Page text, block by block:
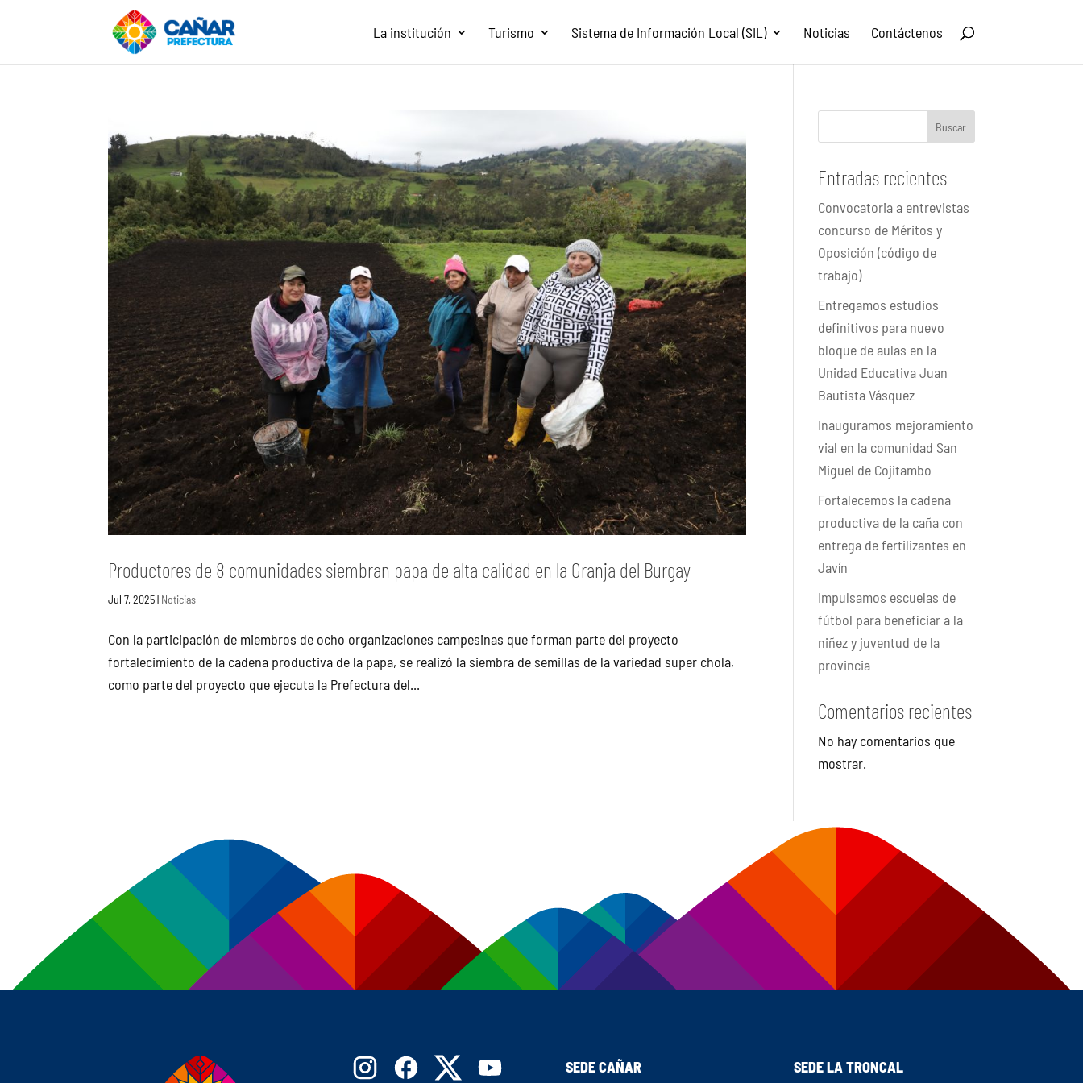
La institución Turismo Sistema de Información Local (SIL) Noticias Contáctenos
Productores de 8 comunidades siembran papa de alta calidad en la Granja del Burgay
Jul 7, 2025| Noticias
Con la participación de miembros de ocho organizaciones campesinas que forman parte del proyecto
fortalecimiento de la cadena productiva de la papa, se realizó la siembra de semillas de la variedad super chola,
como parte del proyecto que ejecuta la Prefectura del...
Buscar
Entradas recientes
Convocatoria a entrevistas
concurso de Méritos y
Oposición (código de
trabajo)
Entregamos estudios
definitivos para nuevo
bloque de aulas en la
Unidad Educativa Juan
Bautista Vásquez
Inauguramos mejoramiento
vial en la comunidad San
Miguel de Cojitambo
Fortalecemos la cadena
productiva de la caña con
entrega de fertilizantes en
Javín
Impulsamos escuelas de
fútbol para beneficiar a la
niñez y juventud de la
provincia
Comentarios recientes
No hay comentarios que
mostrar.
SEDE CAÑAR SEDE LA TRONCAL